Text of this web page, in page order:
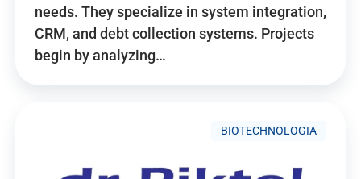
needs. They specialize in system integration,
CRM, and debt collection systems. Projects
begin by analyzing…
BIOTECHNOLOGIA